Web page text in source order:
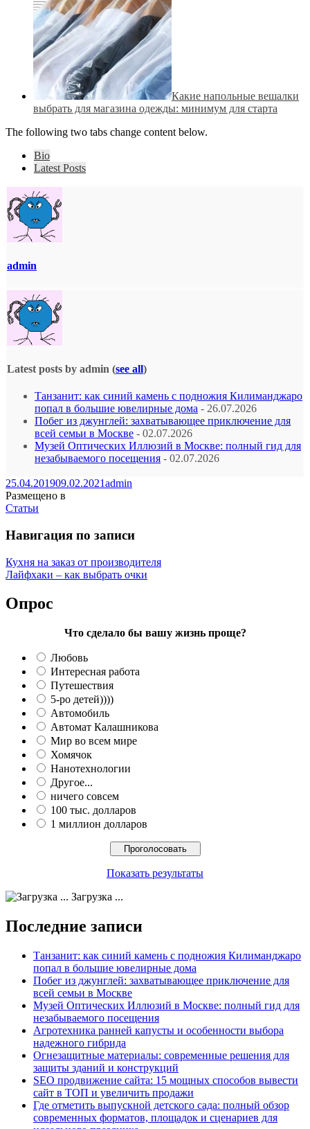
Какие напольные вешалки
выбрать для магазина одежды: минимум для старта
The following two tabs change content below.
Bio
Latest Posts
admin
Latest posts by admin (see all)
Танзанит: как синий камень с подножия Килиманджаро
попал в большие ювелирные дома - 26.07.2026
Побег из джунглей: захватывающее приключение для
всей семьи в Москве - 02.07.2026
Музей Оптических Иллюзий в Москве: полный гид для
незабываемого посещения - 02.07.2026
25.04.201909.02.2021admin
Размещено в
Статьи
Навигация по записи
Кухня на заказ от производителя
Лайфхаки – как выбрать очки
Опрос
Что сделало бы вашу жизнь проще?
Любовь
Интересная работа
Путешествия
5-ро детей))))
Автомобиль
Автомат Калашникова
Мир во всем мире
Хомячок
Нанотехнологии
Другое...
ничего совсем
100 тыс. долларов
1 миллион долларов
Показать результаты
Загрузка ...
Последние записи
Танзанит: как синий камень с подножия Килиманджаро
попал в большие ювелирные дома
Побег из джунглей: захватывающее приключение для
всей семьи в Москве
Музей Оптических Иллюзий в Москве: полный гид для
незабываемого посещения
Агротехника ранней капусты и особенности выбора
надежного гибрида
Огнезащитные материалы: современные решения для
защиты зданий и конструкций
SEO продвижение сайта: 15 мощных способов вывести
сайт в ТОП и увеличить продажи
Где отметить выпускной детского сада: полный обзор
современных форматов, площадок и сценариев для